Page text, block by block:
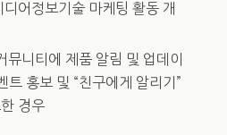
어정보기술 마케팅 활동 개
니티에 제품 알림 및 업데이
트 홍보 및 “친구에게 알리기”
경우